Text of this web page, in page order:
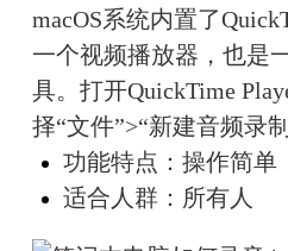
macOS系统内置了
一个视频播放器，也是
具。打开QuickTime
择“文件”>“新建音频录
功能特点：操作简单
适合人群：所有人